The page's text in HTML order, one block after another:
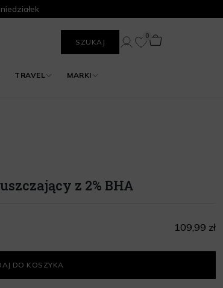
SZUKAJ
TRAVEL MARKI
0
z 2% BHA
109,99 zł
DO KOSZYKA